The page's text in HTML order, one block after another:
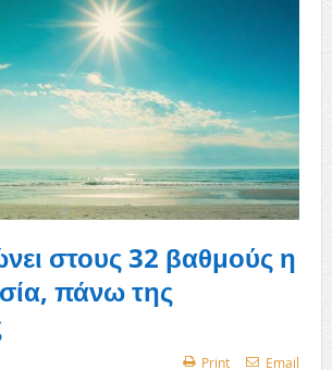
στους 32 βαθμούς η
πάνω της
Print Email